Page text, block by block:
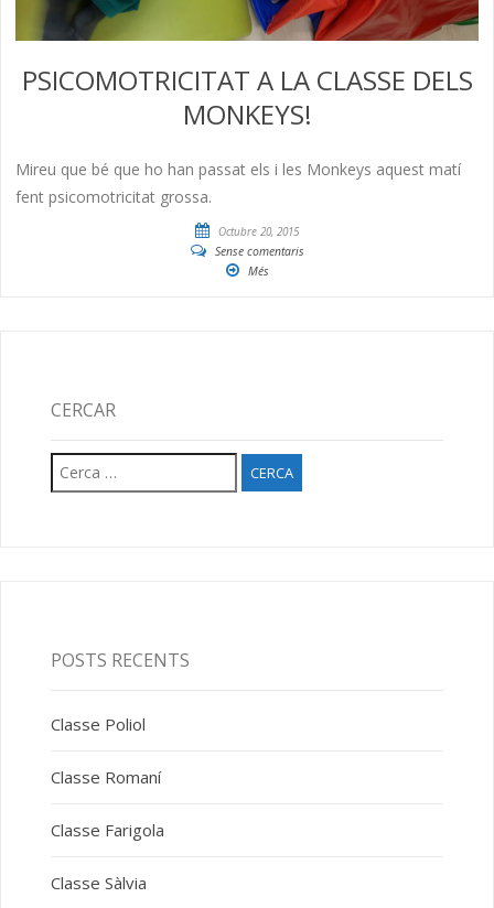
PSICOMOTRICITAT A LA CLASSE DELS
MONKEYS!
Mireu que bé que ho han passat els i les Monkeys aquest matí
fent psicomotricitat grossa.
Octubre 20, 2015
Sense comentaris
Més
CERCAR
Cerca:
POSTS RECENTS
Classe Poliol
Classe Romaní
Classe Farigola
Classe Sàlvia